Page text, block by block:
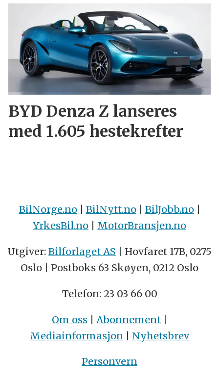
BYD Denza Z lanseres
med 1.605 hestekrefter
BilNorge.no| BilNytt.no| BilJobb.no|
YrkesBil.no | MotorBransjen.no
Utgiver: Bilforlaget AS | Hovfaret 17B, 0275
Oslo | Postboks 63 Skøyen, 0212 Oslo
Telefon: 23 03 66 00
Om oss | Abonnement |
Mediainformasjon | Nyhetsbrev
Personvern